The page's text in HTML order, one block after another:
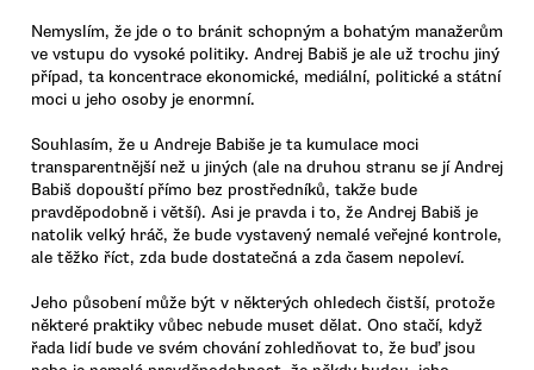
Nemyslím, že jde o to bránit schopným a bohatým manažerům
ve vstupu do vysoké politiky. Andrej Babiš je ale už trochu jiný
případ, ta koncentrace ekonomické, mediální, politické a státní
moci u jeho osoby je enormní.
Souhlasím, že u Andreje Babiše je ta kumulace moci
transparentnější než u jiných (ale na druhou stranu se jí Andrej
Babiš dopouští přímo bez prostředníků, takže bude
pravděpodobně i větší). Asi je pravda i to, že Andrej Babiš je
natolik velký hráč, že bude vystavený nemalé veřejné kontrole,
ale těžko říct, zda bude dostatečná a zda časem nepoleví.
Jeho působení může být v některých ohledech čistší, protože
některé praktiky vůbec nebude muset dělat. Ono stačí, když
řada lidí bude ve svém chování zohledňovat to, že buď jsou